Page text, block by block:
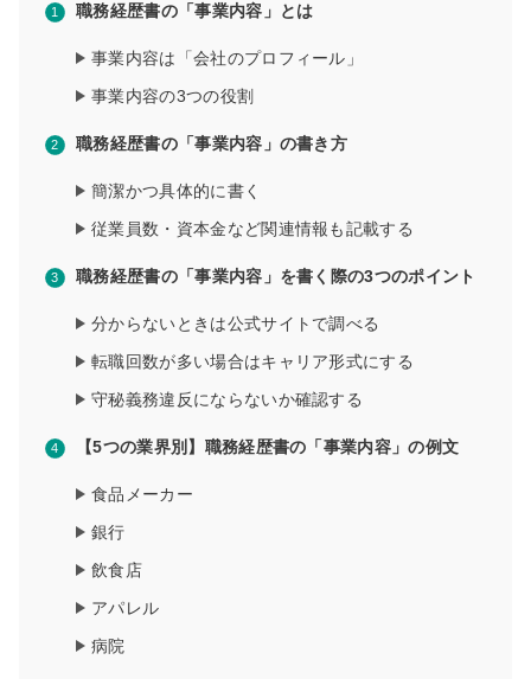
職務経歴書の「事業内容」とは
事業内容は「会社のプロフィール」
事業内容の3つの役割
職務経歴書の「事業内容」の書き方
簡潔かつ具体的に書く
従業員数・資本金など関連情報も記載する
職務経歴書の「事業内容」を書く際の3つのポイント
分からないときは公式サイトで調べる
転職回数が多い場合はキャリア形式にする
守秘義務違反にならないか確認する
【5つの業界別】職務経歴書の「事業内容」の例文
食品メーカー
銀行
飲食店
アパレル
病院